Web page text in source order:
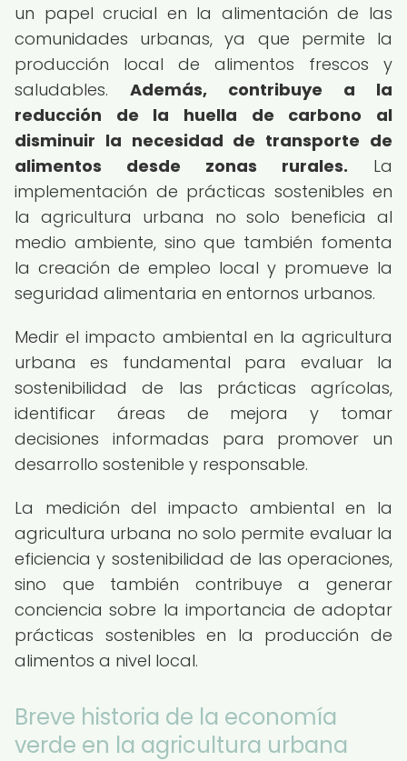
un papel crucial en la alimentación de las
comunidades urbanas, ya que permite la
producción local de alimentos frescos y
saludables. Además, contribuye a la
reducción de la huella de carbono al
disminuir la necesidad de transporte de
alimentos desde zonas rurales. La
implementación de prácticas sostenibles en
la agricultura urbana no solo beneficia al
medio ambiente, sino que también fomenta
la creación de empleo local y promueve la
seguridad alimentaria en entornos urbanos.
Medir el impacto ambiental en la agricultura
urbana es fundamental para evaluar la
sostenibilidad de las prácticas agrícolas,
identificar áreas de mejora y tomar
decisiones informadas para promover un
desarrollo sostenible y responsable.
La medición del impacto ambiental en la
agricultura urbana no solo permite evaluar la
eficiencia y sostenibilidad de las operaciones,
sino que también contribuye a generar
conciencia sobre la importancia de adoptar
prácticas sostenibles en la producción de
alimentos a nivel local.
Breve historia de la economía
verde en la agricultura urbana